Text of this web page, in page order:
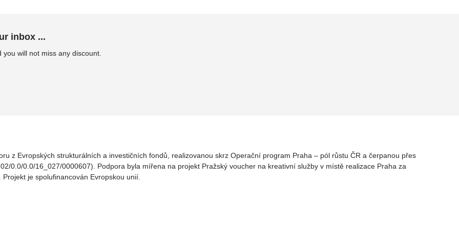
inbox ...
will not miss any discount.
z Evropských strukturálních a investičních fondů, realizovanou skrz Operační program Praha – pól růstu ČR a čerpanou přes
0.0/0.0/16_027/0000607). Podpora byla mířena na projekt Pražský voucher na kreativní služby v místě realizace Praha za
je spolufinancován Evropskou unií.